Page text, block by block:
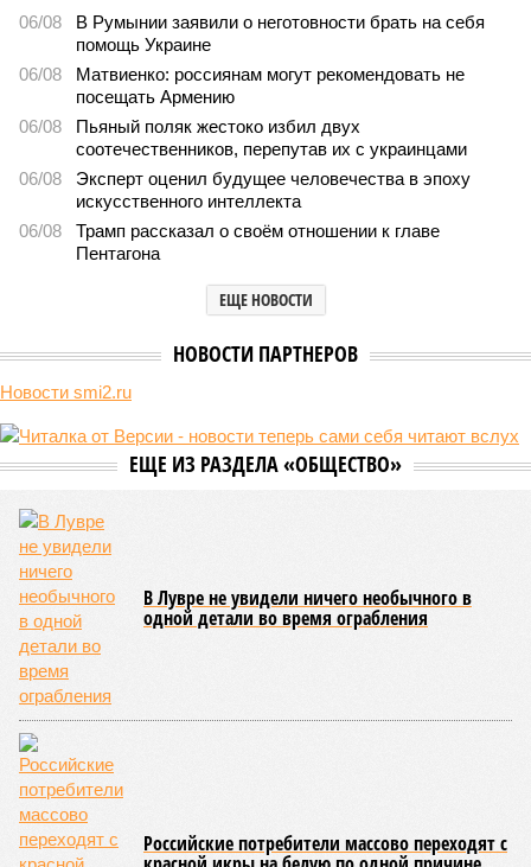
06/08
В Румынии заявили о неготовности брать на себя
помощь Украине
06/08
Матвиенко: россиянам могут рекомендовать не
посещать Армению
06/08
Пьяный поляк жестоко избил двух
соотечественников, перепутав их с украинцами
06/08
Эксперт оценил будущее человечества в эпоху
искусственного интеллекта
06/08
Трамп рассказал о своём отношении к главе
Пентагона
ЕЩЕ НОВОСТИ
НОВОСТИ ПАРТНЕРОВ
Новости smi2.ru
ЕЩЕ ИЗ РАЗДЕЛА «ОБЩЕСТВО»
В Лувре не увидели ничего необычного в
одной детали во время ограбления
Российские потребители массово переходят с